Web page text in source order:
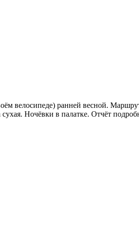
велосипеде) ранней весной.
Ночёвки в палатке. Отчёт